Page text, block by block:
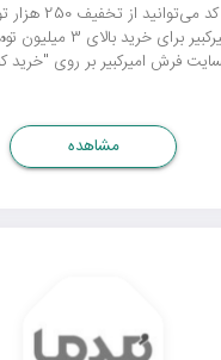
با وارد کردن این
اینترنتی فرش امیرکبیر
فرش امیرکبیر بر روی "خرید
مشاهده